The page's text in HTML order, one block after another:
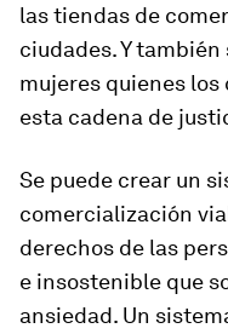
las tiendas de
ciudades. Y
mujeres quienes
esta cadena de
Se puede crear un
comercialización
derechos de las
e insostenible que
ansiedad. Un